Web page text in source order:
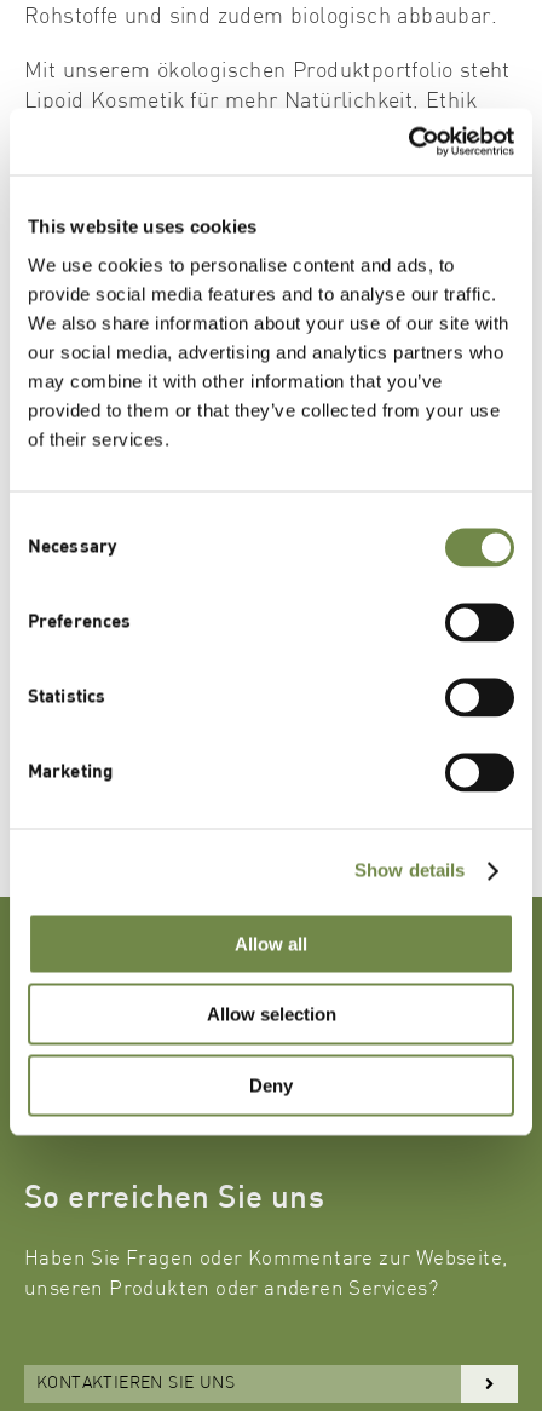
This website uses cookies
We use cookies to personalise content and ads, to
provide social media features and to analyse our traffic.
We also share information about your use of our site with
our social media, advertising and analytics partners who
may combine it with other information that you’ve
provided to them or that they’ve collected from your use
of their services.
Selection
Necessary
Preferences
Statistics
Marketing
Show details
Allow all
Allow selection
Deny
Rohstoffe und sind zudem biologisch abbaubar.
Mit unserem ökologischen Produktportfolio steht
Lipoid Kosmetik für mehr Natürlichkeit, Ethik
und Nachhaltigkeit in der Kosmetikbranche.
Ökologisches Produktportfolio
COSMOS-/NATRUE-Standard
Natürlichkeit nach ISO 16128
Umweltverträgliche Produktion
News, Messen & Medien
Nachhaltigkeit
Kontakt
So erreichen Sie uns
Haben Sie Fragen oder Kommentare zur Webseite,
unseren Produkten oder anderen Services?
KONTAKTIEREN SIE UNS